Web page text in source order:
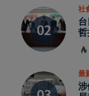
社
哲
最